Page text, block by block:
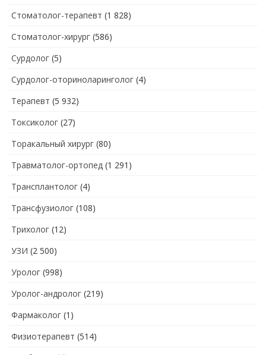
Стоматолог-терапевт (1 828)
Стоматолог-хирург (586)
Сурдолог (5)
Сурдолог-оториноларинголог (4)
Терапевт (5 932)
Токсиколог (27)
Торакальный хирург (80)
Травматолог-ортопед (1 291)
Трансплантолог (4)
Трансфузиолог (108)
Трихолог (12)
УЗИ (2 500)
Уролог (998)
Уролог-андролог (219)
Фармаколог (1)
Физиотерапевт (514)